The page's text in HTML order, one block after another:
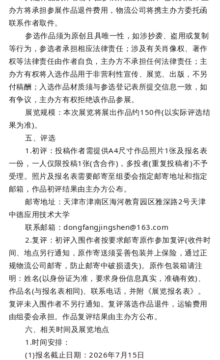
办方将承担参展作品退件费用，物流公司将携主办方委托函
联系作者取件。
参选作品须为原创且具唯一性，如涉抄袭、盗用或复制
等行为，参选者承担相应法律责任；涉及有关肖像权、著作
权等法律责任由作者自负，主办方不承担任何法律责任；主
办方有权将入选作品用于非营利性宣传、展览、出版，不另
付稿酬；入选作品材质须与参选登记表所提交信息一致，如
有争议，主办方有权拒绝该作品参展。
展览规模：本次展览将展出作品约150件(以实际评选结
果为准)。
五、评选
1.初评：投稿作者需提供A4尺寸作品照片1张及报名表
一份，一人仅限投稿1张(含合作)，多投者(重复投稿者)不予
受理。照片及报名表需要邮寄至组委会指定邮寄地址和指定
邮箱，作品初评结果由主办方公布。
邮寄地址：天津市津南区海河教育园区雅深路2号天津
中德应用技术大学
联系邮箱：dongfangjingshen@163.com
2.复评：初评入围作者按要求邮寄原作参加复评(收件时
间、地点另行通知，原作寄送须妥善包装并上保险，通过正
规物流公司邮寄，防止邮寄中破损遗失)。原作包装箱请注
明：姓名(以身份证为准，要求身份信息真实，准确有效)、
作品名(与报名表相同)、联系电话，并附《展览报名表》。
复评未入围作者不另行通知。复评落选作品退件，运输费用
由组委会承担。作品复评结果由主办方公布。
六、相关时间及展览地点
1.时间安排：
(1)报名截止日期：2026年7月15日